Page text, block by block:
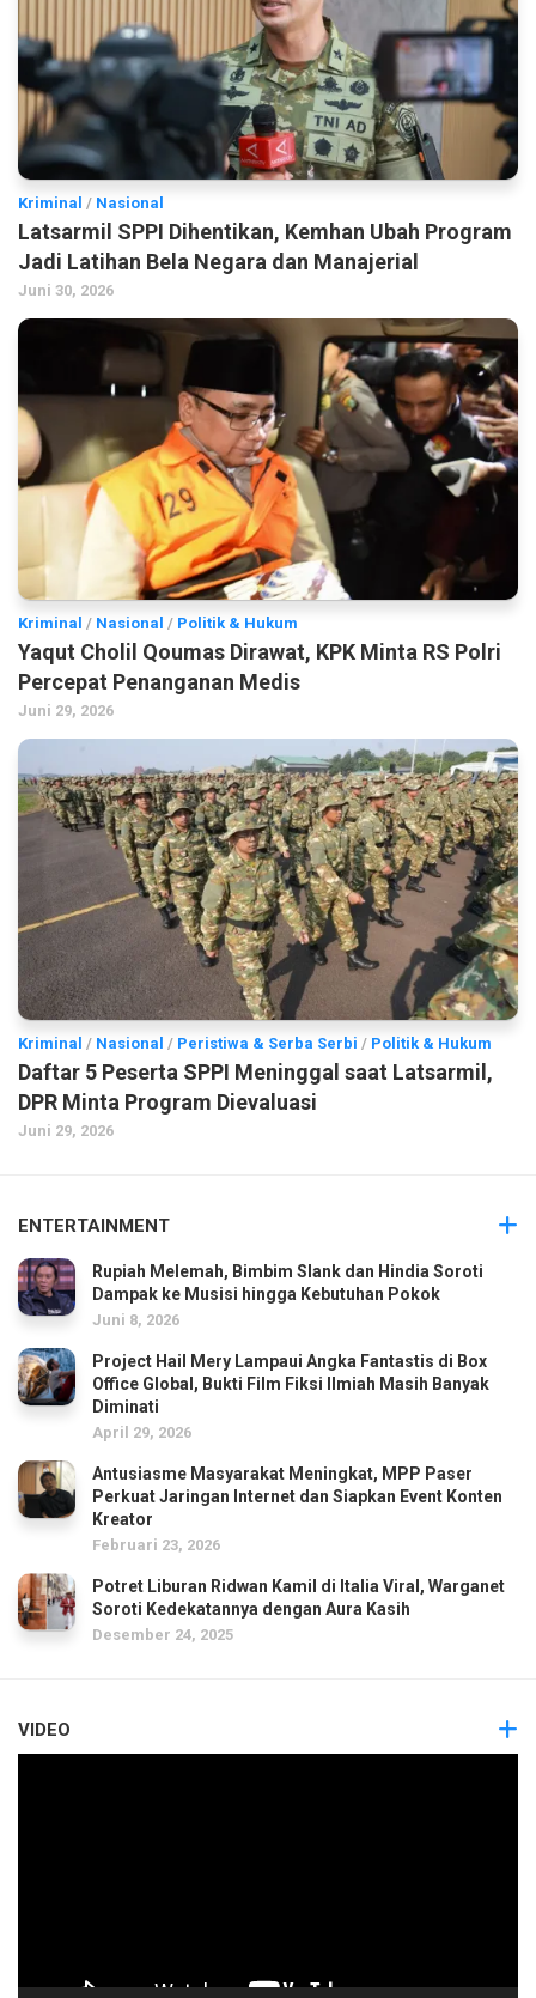
Kriminal / Nasional
Latsarmil SPPI Dihentikan, Kemhan Ubah Program
Jadi Latihan Bela Negara dan Manajerial
Juni 30, 2026
Kriminal / Nasional / Politik & Hukum
Yaqut Cholil Qoumas Dirawat, KPK Minta RS Polri
Percepat Penanganan Medis
Juni 29, 2026
Kriminal / Nasional / Peristiwa & Serba Serbi / Politik & Hukum
Daftar 5 Peserta SPPI Meninggal saat Latsarmil,
DPR Minta Program Dievaluasi
Juni 29, 2026
ENTERTAINMENT
Rupiah Melemah, Bimbim Slank dan Hindia Soroti
Dampak ke Musisi hingga Kebutuhan Pokok
Juni 8, 2026
Project Hail Mery Lampaui Angka Fantastis di Box
Office Global, Bukti Film Fiksi Ilmiah Masih Banyak
Diminati
April 29, 2026
Antusiasme Masyarakat Meningkat, MPP Paser
Perkuat Jaringan Internet dan Siapkan Event Konten
Kreator
Februari 23, 2026
Potret Liburan Ridwan Kamil di Italia Viral, Warganet
Soroti Kedekatannya dengan Aura Kasih
Desember 24, 2025
VIDEO